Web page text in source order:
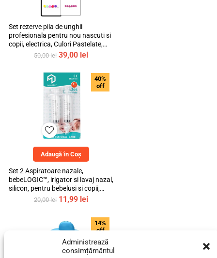
Administrează
consimțământul
Set rezerve pila de unghii
profesionala pentru nou nascuti si
copii, electrica, Culori Pastelate,
mediLOGIC™
50,00lei Prețul
a
fost:
50,00 lei.
39,00 leiPrețul
este:
39,00 lei.
40%
off
Adaugă în Coș
Set 2 Aspiratoare nazale,
bebeLOGIC™, irigator si lavaj nazal,
silicon, pentru bebelusi si copii,
transparent, 10ml
20,00lei Prețul
fost:
11,99 leiPrețul
este:
11,99 lei.
14%
off